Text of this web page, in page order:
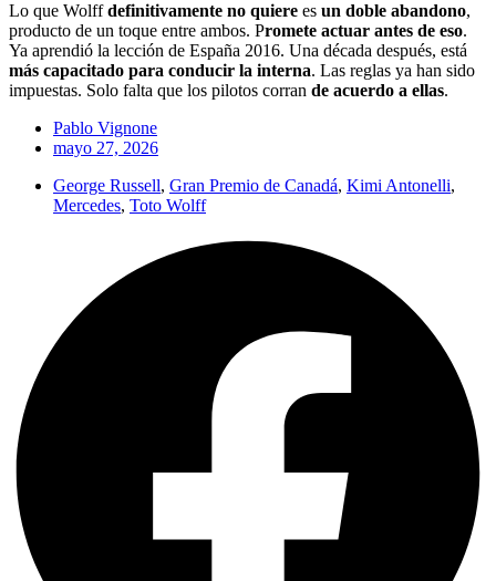
Lo que Wolffdefinitivamente no quiere es un doble abandono,
producto de un toque entre ambos. Promete actuar antes de eso.
Ya aprendió la lección de España 2016. Una década después, está
más capacitado para conducir la interna. Las reglas ya han sido
impuestas. Solo falta que los pilotos corran de acuerdo a ellas.
Pablo Vignone
mayo 27, 2026
George Russell, Gran Premio de Canadá, Kimi Antonelli,
Mercedes, Toto Wolff